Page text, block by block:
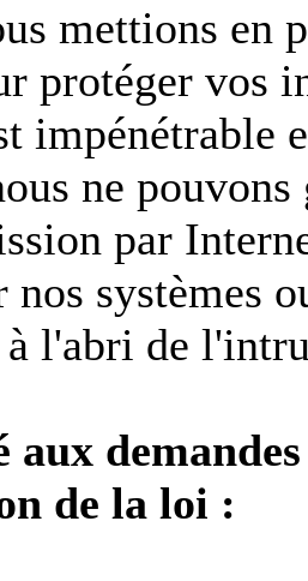
mettions en
protéger vos
impénétrable
ne
par
nos systèmes
l'abri de
de la loi :